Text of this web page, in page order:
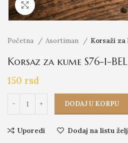
Click to enlarge
Početna Asortiman Korsaži za
Korsaz za kume S76-1-
150 rsd
DODAJ U KORPU
Uporedi Dodaj na listu